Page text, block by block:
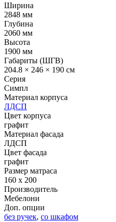
Ширина
2848 мм
Глубина
2060 мм
Высота
1900 мм
Габариты (ШГВ)
204.8 × 246 × 190 см
Серия
Симпл
Материал корпуса
ЛДСП
Цвет корпуса
графит
Материал фасада
ЛДСП
Цвет фасада
графит
Размер матраса
160 x 200
Производитель
Мебелони
Доп. опции
без ручек, со шкафом